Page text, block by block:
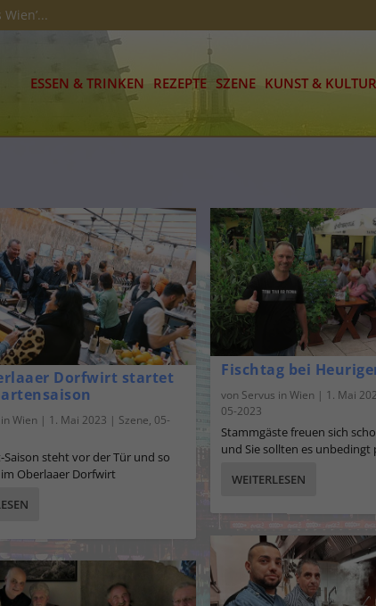
ESSEN & TRINKEN REZEPTE SZENE KUNST & KULTUR
Dorfwirt startet
Wien | 1. Mai 2023 | Szene, 05-
Saison steht vor der Tür und so
Oberlaaer Dorfwirt
Fischtag bei
von Servus in Wien | 1. Mai
05-2023
Stammgäste freuen sich
und Sie sollten es unbedingt
WEITERLESEN